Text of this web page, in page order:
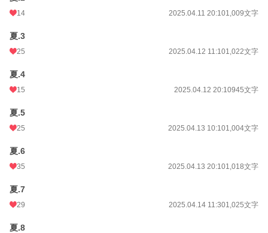
14 2025.04.11 20:101,009文字
夏.3
25 2025.04.12 11:101,022文字
夏.4
15 2025.04.12 20:10945文字
夏.5
25 2025.04.13 10:101,004文字
夏.6
35 2025.04.13 20:101,018文字
夏.7
29 2025.04.14 11:301,025文字
夏.8